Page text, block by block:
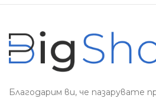
Благодарим ви, че пазарувате